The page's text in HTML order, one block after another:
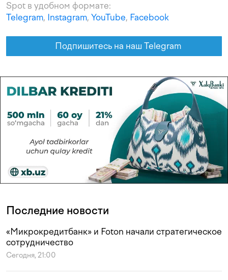
Spot в удобном формате:
Telegram, Instagram, YouTube, Facebook
Подпишитесь на наш Telegram
Последние новости
«Микрокредитбанк» и Foton начали стратегическое
сотрудничество
Сегодня, 21:00